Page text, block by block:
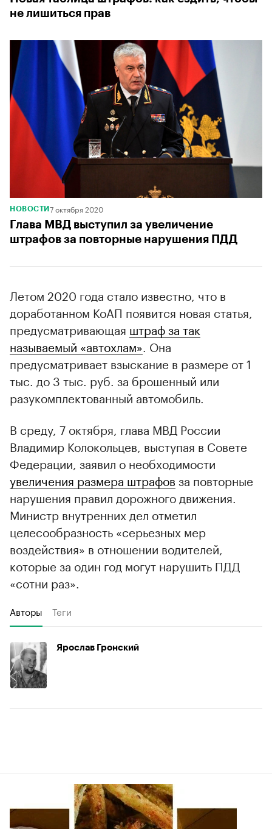
не лишиться прав
НОВОСТИ 7 октября 2020
Глава МВД выступил за увеличение
штрафов за повторные нарушения ПДД
Летом 2020 года стало известно, что в
доработанном КоАП появится новая статья,
предусматривающая штраф за так
называемый «автохлам». Она
предусматривает взыскание в размере от 1
тыс. до 3 тыс. руб. за брошенный или
разукомплектованный автомобиль.
В среду, 7 октября, глава МВД России
Владимир Колокольцев, выступая в Совете
Федерации, заявил о необходимости
увеличения размера штрафов за повторные
нарушения правил дорожного движения.
Министр внутренних дел отметил
целесообразность «серьезных мер
воздействия» в отношении водителей,
которые за один год могут нарушить ПДД
«сотни раз».
Авторы Теги
Ярослав Гронский